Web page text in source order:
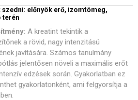
előnyök erő, izomtömeg,
terén
A kreatint tekintik a
a rövid, nagy intenzitású
javítására. Számos tanulmány
jelentősen növeli a maximális erőt
edzések során. Gyakorlatban ez
gyakorlatonként, ami felgyorsítja a